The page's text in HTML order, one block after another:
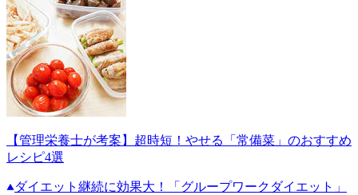
【管理栄養士が考案】超時短！やせる「常備菜」のおすすめ
レシピ4選
ダイエット継続に効果大！「グループワークダイエット」